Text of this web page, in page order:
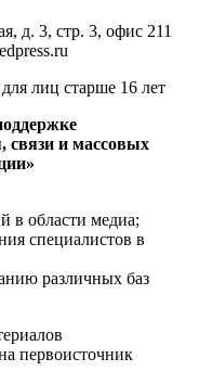
д. 3, стр. 3, офис 211
лиц старше 16 лет
связи и массовых
в области медиа;
специалистов в
различных баз
первоисточник